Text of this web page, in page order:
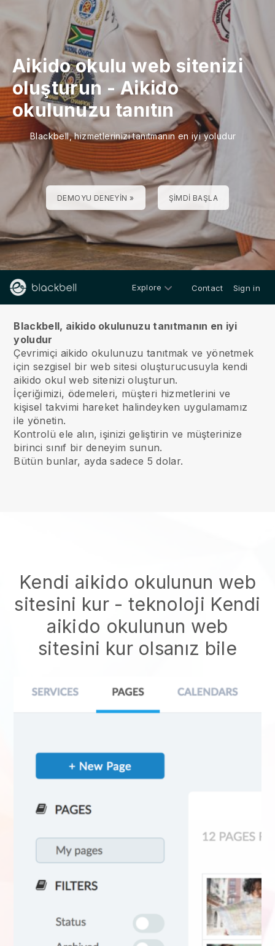
Aikido okulu web sitenizi
oluşturun -Aikido
okulunuzu tanıtın
Blackbell, hizmetlerinizi tanıtmanın en iyi yoludur
DEMOYU DENEYIN » ŞIMDI BAŞLA
Explore Contact Sign in
Blackbell, aikido okulunuzu tanıtmanın en iyi
yoludur
Çevrimiçi aikido okulunuzu tanıtmak ve yönetmek
için sezgisel bir web sitesi oluşturucusuyla kendi
aikido okul web sitenizi oluşturun.
İçeriğimizi, ödemeleri, müşteri hizmetlerini ve
kişisel takvimi hareket halindeyken uygulamamız
ile yönetin.
Kontrolü ele alın, işinizi geliştirin ve müşterinize
birinci sınıf bir deneyim sunun.
Bütün bunlar, ayda sadece 5 dolar.
Kendi aikido okulunun web
sitesini kur - teknoloji Kendi
aikido okulunun web
sitesini kurolsanız bile